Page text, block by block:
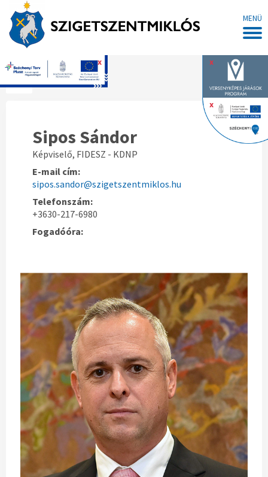
MENÜ
x
x
x
Főoldal
Sipos Sándor
Képviselő, FIDESZ - KDNP
E-mail cím:
sipos.sandor@szigetszentmiklos.hu
Telefonszám:
+3630-217-6980
Fogadóóra: